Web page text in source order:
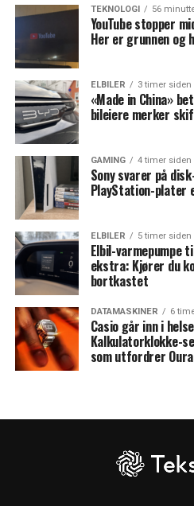
TEKNOLOGI 56
YouTube stopper
Her er grunnen og
ELBILER 3 timer siden
«Made in China»
bileiere merker
GAMING 4 timer siden
Sony svarer på
PlayStation-plater
ELBILER 5 timer siden
Elbil-varmepumpe
ekstra: Kjører du
bortkastet
DATAMASKINER 6
Casio går inn i
Kalkulatorklokke-
som utfordrer Oura